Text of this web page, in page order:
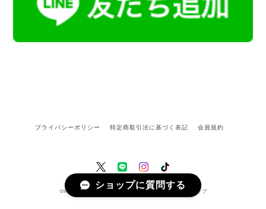
プライバシーポリシー 特定商取引法に基づく表記 会員規約
©Kamoku［カモク］インテリア天然石・鉱物のネットショップ
ショップに質問する